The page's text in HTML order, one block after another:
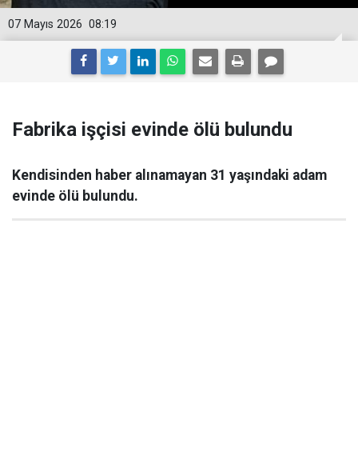
08:19
07 Mayıs 2026
Fabrika işçisi evinde ölü bulundu
Kendisinden haber alınamayan 31 yaşındaki adam
evinde ölü bulundu.